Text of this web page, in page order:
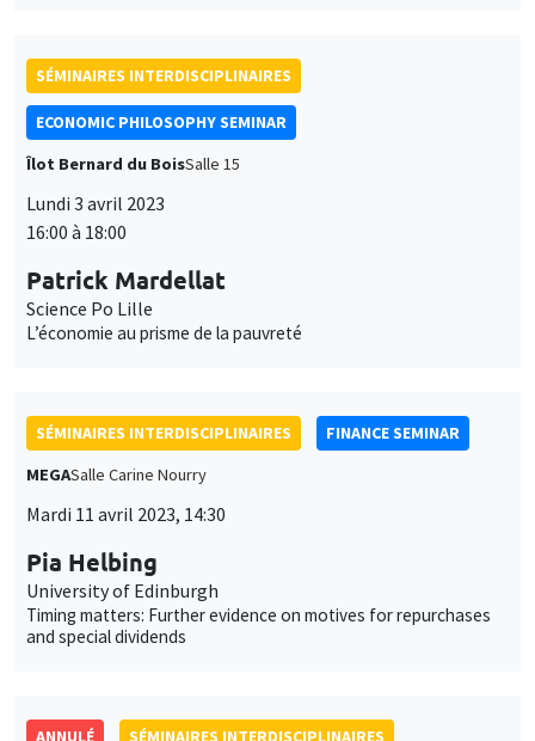
SÉMINAIRES INTERDISCIPLINAIRES
ECONOMIC PHILOSOPHY SEMINAR
Îlot Bernard du BoisSalle 15
Lundi 3 avril 2023
16:00 à 18:00
Patrick Mardellat
Science Po Lille
L’économie au prisme de la pauvreté
SÉMINAIRES INTERDISCIPLINAIRES
FINANCE SEMINAR
MEGASalle Carine Nourry
Mardi 11 avril 2023, 14:30
Pia Helbing
University of Edinburgh
Timing matters: Further evidence on motives for repurchases
and special dividends
ANNULÉ SÉMINAIRES INTERDISCIPLINAIRES
et
des
cookies
Personnaliser